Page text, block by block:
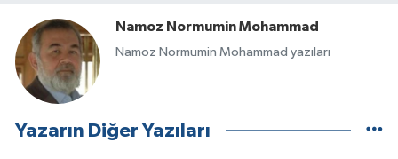
Namoz Normumin Mohammad
Namoz Normumin Mohammad yazıları
Yazarın Diğer Yazıları